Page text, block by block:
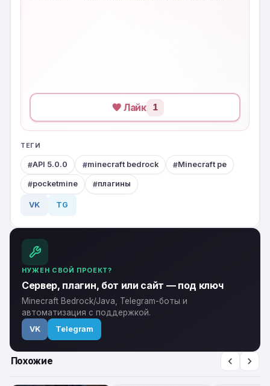
Лайк 1
ТЕГИ
API 5.0.0 minecraft bedrock Minecraft pe
pocketmine плагины
VK TG
НУЖЕН СВОЙ ПРОЕКТ?
Сервер, плагин, бот или сайт — под ключ
Minecraft Bedrock/Java, Telegram-боты и
автоматизация с поддержкой.
VK Telegram
Похожие